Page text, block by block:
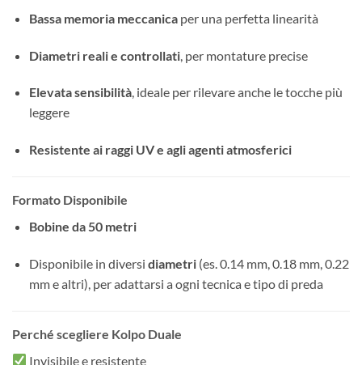
Bassa memoria meccanicaper una perfetta linearità
Diametri reali e controllati, per montature precise
Elevata sensibilità, ideale per rilevare anche le tocche più
leggere
Resistente ai raggi UV e agli agenti atmosferici
Formato Disponibile
Bobine da 50 metri
Disponibile in diversi diametri(es. 0.14 mm, 0.18 mm, 0.22
mm e altri), per adattarsi a ogni tecnica e tipo di preda
Perché scegliere Kolpo Duale
Invisibile e resistente